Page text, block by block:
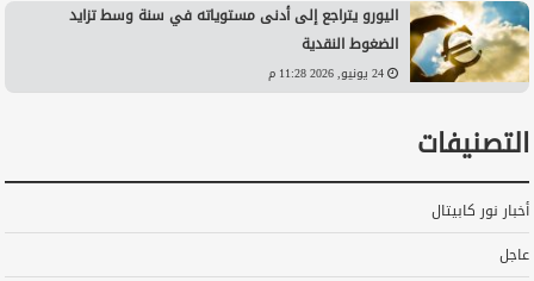
اليورو يتراجع إلى أدنى مستوياته في سنة وسط تزايد
الضغوط النقدية
24 يونيو, 2026 11:28 م
التصنيفات
أخبار نور كابيتال
عاجل